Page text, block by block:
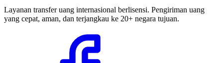
Layanan transfer uang internasional berlisensi. Pengiriman uang
yang cepat, aman, dan terjangkau ke 20+ negara tujuan.